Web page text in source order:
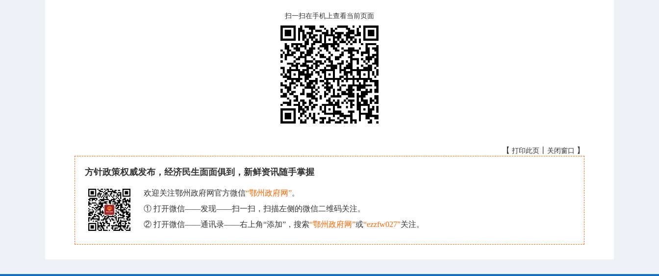
扫一扫在手机上查看当前页面
【 打印此页 关闭窗口 】
方针政策权威发布，经济民生面面俱到，新鲜资讯随手掌握
欢迎关注鄂州政府网官方微信“鄂州政府网”。
① 打开微信——发现——扫一扫，扫描左侧的微信二维码关注。
② 打开微信——通讯录——右上角“添加”，搜索“鄂州政府网”或“ezzfw027”关注。